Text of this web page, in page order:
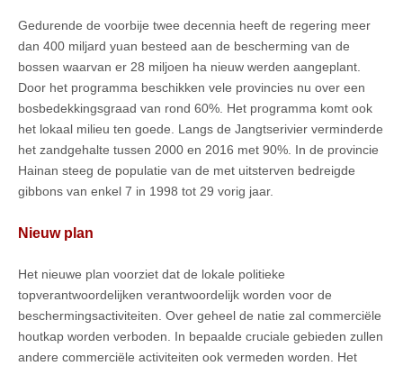
Gedurende de voorbije twee decennia heeft de regering meer
dan 400 miljard yuan besteed aan de bescherming van de
bossen waarvan er 28 miljoen ha nieuw werden aangeplant.
Door het programma beschikken vele provincies nu over een
bosbedekkingsgraad van rond 60%. Het programma komt ook
het lokaal milieu ten goede. Langs de Jangtserivier verminderde
het zandgehalte tussen 2000 en 2016 met 90%. In de provincie
Hainan steeg de populatie van de met uitsterven bedreigde
gibbons van enkel 7 in 1998 tot 29 vorig jaar.
Nieuw plan
Het nieuwe plan voorziet dat de lokale politieke
topverantwoordelijken verantwoordelijk worden voor de
beschermingsactiviteiten. Over geheel de natie zal commerciële
houtkap worden verboden. In bepaalde cruciale gebieden zullen
andere commerciële activiteiten ook vermeden worden. Het